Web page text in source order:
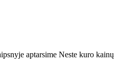
aptarsime Neste kuro kainų